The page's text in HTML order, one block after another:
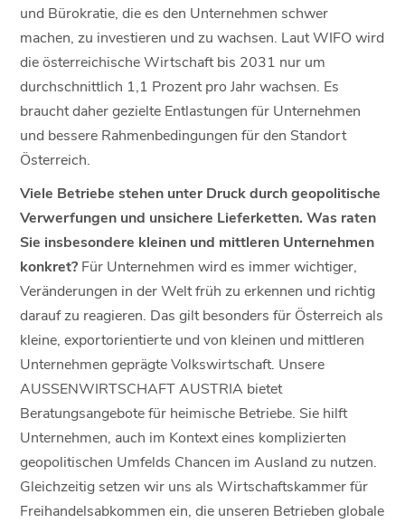
und Bürokratie, die es den Unternehmen schwer
machen, zu investieren und zu wachsen. Laut WIFO wird
die österreichische Wirtschaft bis 2031 nur um
durchschnittlich 1,1 Prozent pro Jahr wachsen. Es
braucht daher gezielte Entlastungen für Unternehmen
und bessere Rahmenbedingungen für den Standort
Österreich.
Viele Betriebe stehen unter Druck durch geopolitische
Verwerfungen und unsichere Lieferketten. Was raten
Sie insbesondere kleinen und mittleren Unternehmen
konkret? Für Unternehmen wird es immer wichtiger,
Veränderungen in der Welt früh zu erkennen und richtig
darauf zu reagieren. Das gilt besonders für Österreich als
kleine, exportorientierte und von kleinen und mittleren
Unternehmen geprägte Volkswirtschaft. Unsere
AUSSENWIRTSCHAFT AUSTRIA bietet
Beratungsangebote für heimische Betriebe. Sie hilft
Unternehmen, auch im Kontext eines komplizierten
geopolitischen Umfelds Chancen im Ausland zu nutzen.
Gleichzeitig setzen wir uns als Wirtschaftskammer für
Freihandelsabkommen ein, die unseren Betrieben globale